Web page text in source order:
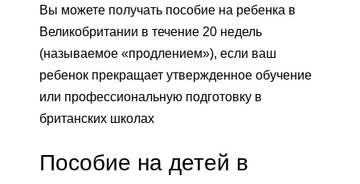
Вы можете получать пособие на ребенка в
Великобритании в течение 20 недель
(называемое «продлением»), если ваш
ребенок прекращает утвержденное обучение
или профессиональную подготовку в
британских школах
Пособие на детей в